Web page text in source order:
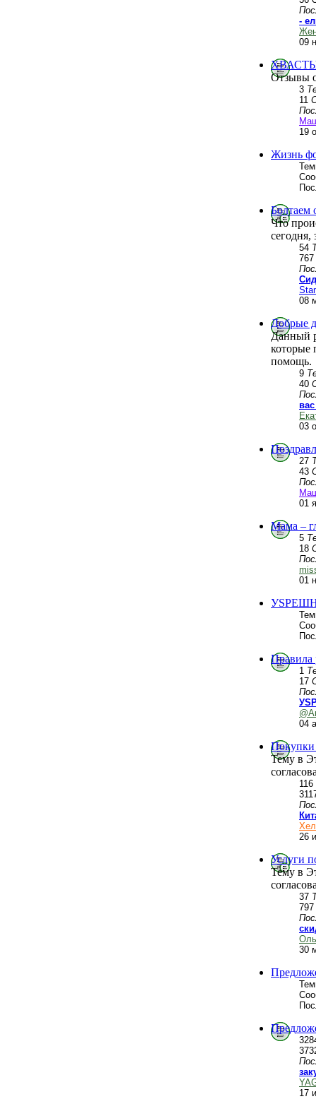
-
09
Отзывы
3
11
19
Жизнь
Болтаем
Что
сегодня,
54
767
08
Добрые
Данный
которые
помощь.
9
40
03
27
43
01
Мама –
5
18
01
1
17
04
Покупки
Тему в
116
26
Услуги
Тему в
37
797
30
17